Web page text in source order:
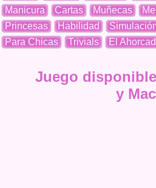
Manicura
Cartas Muñecas
Princesas
Habilidad
Para Chicas
Trivials El
Juego
y Mac